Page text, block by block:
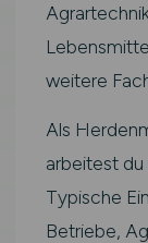
weitere
Als
arbeitest du
Typische
Betriebe,